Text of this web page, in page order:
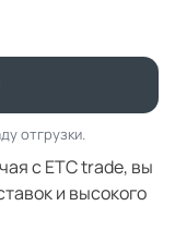
отгрузки.
с ETC trade, вы
и высокого